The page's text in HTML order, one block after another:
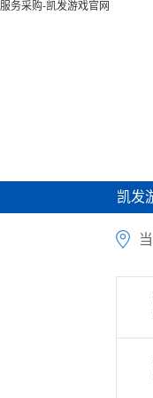
服务采购-凯发游戏官网
凯发
凯发